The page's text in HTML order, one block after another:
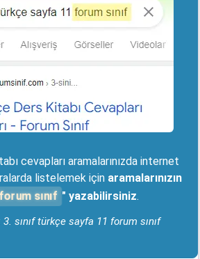
cevapları aramalarınızda internet
listelemek için aramalarınızın
forum sınıf " yazabilirsiniz.
3. sınıf türkçe sayfa 11 forum sınıf